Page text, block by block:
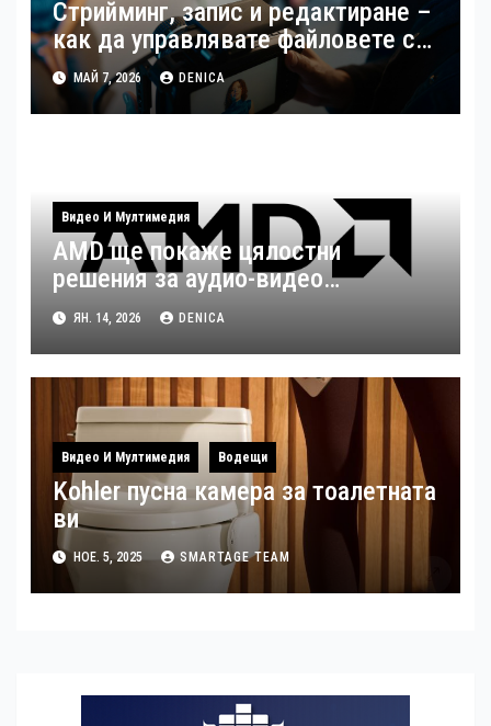
Стрийминг, запис и редактиране –
как да управлявате файловете си
като създател
МАЙ 7, 2026 DENICA
Видео И Мултимедия
AMD ще покаже цялостни
решения за аудио-видео
излъчвания по време на ISE 2026
ЯН. 14, 2026 DENICA
Видео И Мултимедия Водещи
Kohler пусна камера за тоалетната
ви
НОЕ. 5, 2025 SMARTAGE TEAM